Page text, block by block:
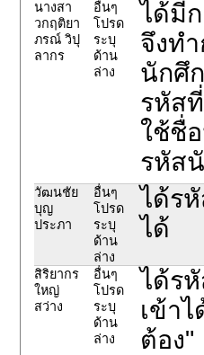
นางสา
วกฤติยา
ภรณ์ วิปุ
ลากร
อื่นๆ
โปรด
ระบุ
ด้าน
ล่าง
ได้มี
จึงท
นักศึ
รหัส
ใช้ชื่
รหัส
วัฒนชัย
บุญ
ประภา
อื่นๆ
โปรด
ระบุ
ด้าน
ล่าง
ได้ร
ได้
สิริยากร
ใหญ่
สว่าง
อื่นๆ
โปรด
ระบุ
ด้าน
ล่าง
ได้ร
เข้า
ต้อง"